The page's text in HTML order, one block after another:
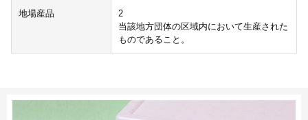
地場産品
2
当該地方団体の区域内において生産された
ものであること。